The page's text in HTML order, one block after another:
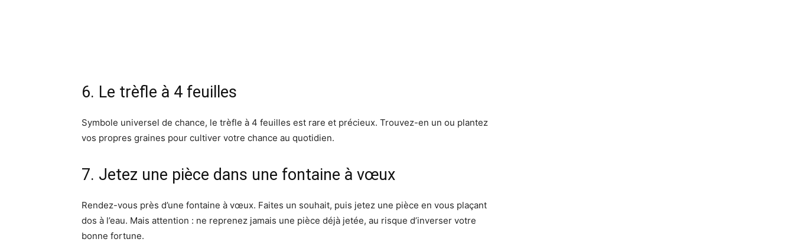
6. Le trèfle à 4 feuilles
Symbole universel de chance, le trèfle à 4 feuilles est rare et précieux. Trouvez-en un ou plantez
vos propres graines pour cultiver votre chance au quotidien.
7. Jetez une pièce dans une fontaine à vœux
Rendez-vous près d’une fontaine à vœux. Faites un souhait, puis jetez une pièce en vous plaçant
dos à l’eau. Mais attention : ne reprenez jamais une pièce déjà jetée, au risque d’inverser votre
bonne fortune.